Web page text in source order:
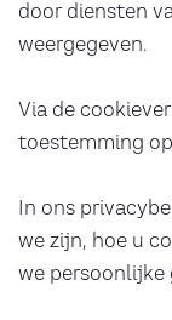
door diensten
weergegeven.
Via de
toestemming
In ons
we zijn, hoe u
we persoonlijke